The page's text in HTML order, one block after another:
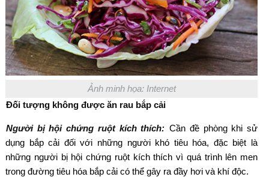
Ảnh minh họa: Internet
Đối tượng không được ăn rau bắp cải
Người bị hội chứng ruột kích thích: Cần đề phòng khi sử
dụng bắp cải đối với những người khó tiêu hóa, đặc biệt là
những người bị hội chứng ruột kích thích vì quá trình lên men
trong đường tiêu hóa bắp cải có thể gây ra đầy hơi và khí độc.